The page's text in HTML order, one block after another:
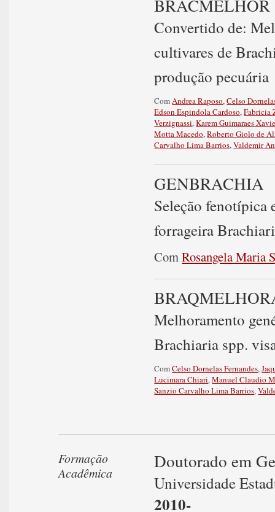
BRACMELHOR
Convertido de:
cultivares de
produção pecuária
ComAndrea Raposo,Celso
Edson Espindola Cardoso,Fabricia
Verzignassi,Karem Guimaraes
Motta Macedo,Roberto Giolo de
Carvalho Lima Barrios,Valdemir
GENBRACHIA
Seleção fenotípica
forrageira
ComRosangela Maria
Melhoramento
Brachiaria spp.
ComCelso Dornelas Fernandes,
Lucimara Chiari,Manuel Claudio
Sanzio Carvalho Lima Barrios,
Formação
Acadêmica
Doutorado em
Universidade
2010-